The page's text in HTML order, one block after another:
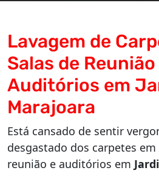
Lavagem de
Salas de Reunião
Auditórios em
Marajoara
Está cansado de sentir
desgastado dos carpetes em
reunião e auditórios em